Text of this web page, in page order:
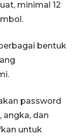
minimal 12
bentuk
password
angka, dan
untuk
bekas
Kodim